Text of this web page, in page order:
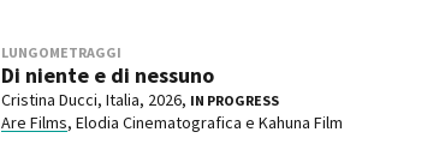
LUNGOMETRAGGI
Di niente e di nessuno
Cristina Ducci, Italia, 2026, IN PROGRESS
Are Films, Elodia Cinematografica e Kahuna Film